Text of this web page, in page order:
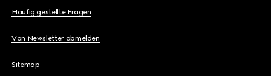
Häufig gestellte Fragen
Von Newsletter abmelden
Sitemap